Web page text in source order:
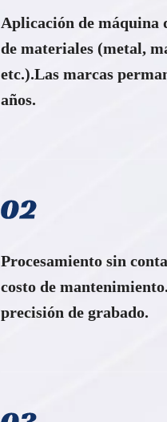
Aplicación de máquina
de materiales (metal,
etc.).Las marcas
años.
Procesamiento sin
costo de
precisión de grabado.